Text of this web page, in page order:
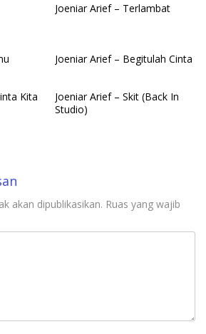
Joeniar Arief – Terlambat
Joeniar Arief – Begitulah Cinta
Kita
Joeniar Arief – Skit (Back In
Studio)
akan dipublikasikan. Ruas yang wajib